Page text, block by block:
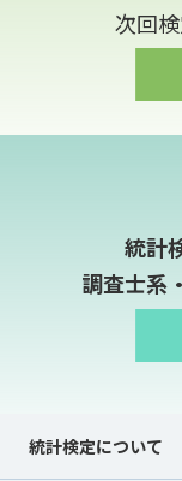
次回
統計
調査士系
統計検定について
Show submenu for